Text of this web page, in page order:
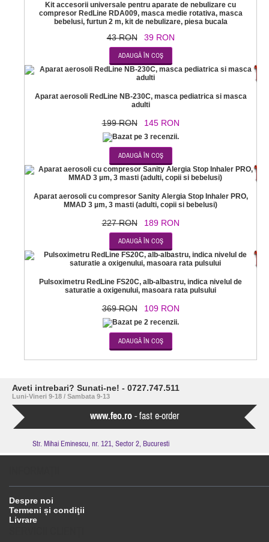
Kit accesorii universale pentru aparate de nebulizare cu
compresor RedLine RDA009, masca medie rotativa, masca
bebelusi, furtun 2 m, kit de nebulizare, piesa bucala
43 RON 39 RON
Aparat aerosoli RedLine NB-230C, masca pediatrica si masca
adulti
199 RON 145 RON
Aparat aerosoli cu compresor Sanity Alergia Stop Inhaler PRO,
MMAD 3 µm, 3 masti (adulti, copii si bebelusi)
227 RON 189 RON
Pulsoximetru RedLine FS20C, alb-albastru, indica nivelul de
saturatie a oxigenului, masoara rata pulsului
369 RON 109 RON
Aveti intrebari? Sunati-ne! - 0727.747.511
Luni-Vineri 9-18 / Sambata 9-13
www.feo.ro - fast e-order
Str. Mihai Eminescu, nr. 121, Sector 2, Bucuresti
Despre noi
Termeni și condiţii
Livrare